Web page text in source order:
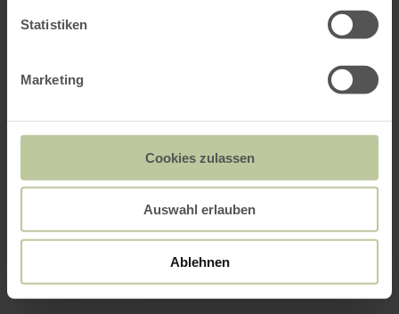
Statistiken
Marketing
Cookies zulassen
Auswahl erlauben
Ablehnen